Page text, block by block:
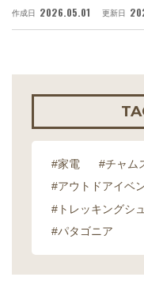
作成日 2026.05.01 更新日
#家電 #チャム
#アウトドアイベ
#トレッキングシ
#パタゴニア